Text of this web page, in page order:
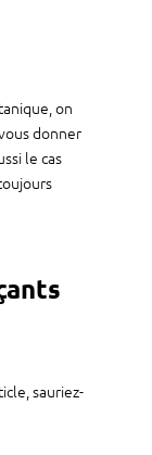
on
donner
le cas
sauriez-